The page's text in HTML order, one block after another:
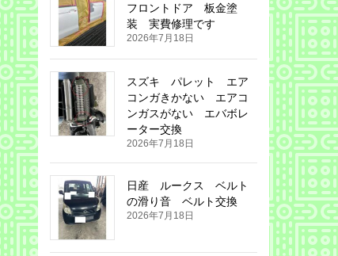
フロントドア 板金塗
装 実費修理です
2026年7月18日
スズキ パレット エア
コンガきかない エアコ
ンガスがない エバボレ
ーター交換
2026年7月18日
日産 ルークス ベルト
の滑り音 ベルト交換
2026年7月18日